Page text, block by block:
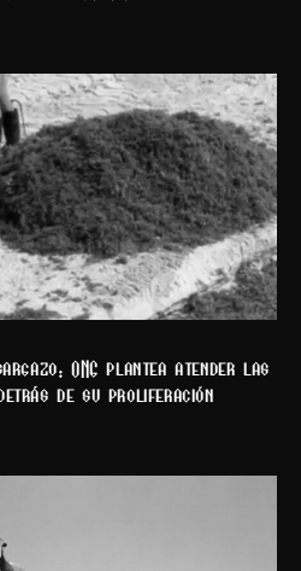
ONG plantea atender las
de su proliferación